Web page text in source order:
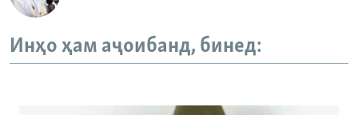
Инҳо ҳам аҷоибанд, бинед: